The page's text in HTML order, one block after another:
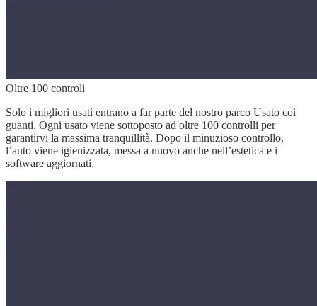
Oltre 100 controli
Solo i migliori usati entrano a far parte del nostro parco Usato coi
guanti. Ogni usato viene sottoposto ad oltre 100 controlli per
garantirvi la massima tranquillità. Dopo il minuzioso controllo,
l’auto viene igienizzata, messa a nuovo anche nell’estetica e i
software aggiornati.